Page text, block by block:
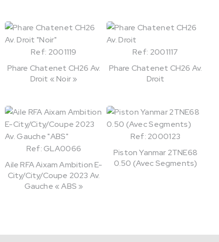
Ref: 2001119
Phare Chatenet CH26 Av.
Droit « Noir »
Ref: 2001117
Phare Chatenet CH26 Av.
Droit
Ref: GLA0066
Aile RFA Aixam Ambition E-
City/City/Coupe 2023 Av.
Gauche « ABS »
Ref: 2000123
Piston Yanmar 2TNE68
0.50 (Avec Segments)